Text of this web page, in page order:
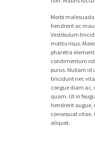
Morbi
hendrerit ac
Vestibulum
mattis risus.
pharetra
condimentum
purus. Nullam id
tincidunt nec
congue diam ac,
quam. Ut in
hendrerit augue,
consequat vitae.
aliquet.